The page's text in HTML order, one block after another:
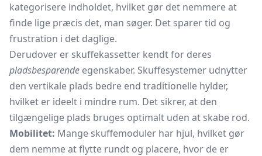
kategorisere indholdet, hvilket gør det nemmere at
finde lige præcis det, man søger. Det sparer tid og
frustration i det daglige.
Derudover er skuffekassetter kendt for deres
pladsbesparende egenskaber. Skuffesystemer udnytter
den vertikale plads bedre end traditionelle hylder,
hvilket er ideelt i mindre rum. Det sikrer, at den
tilgængelige plads bruges optimalt uden at skabe rod.
Mobilitet: Mange skuffemoduler har hjul, hvilket gør
dem nemme at flytte rundt og placere, hvor de er